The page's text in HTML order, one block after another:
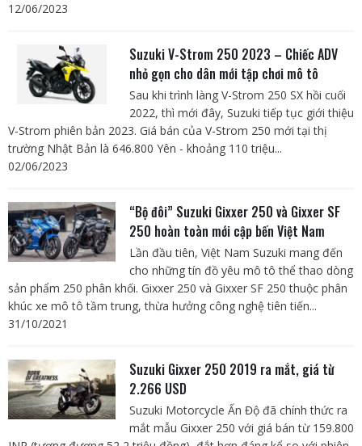
12/06/2023
Suzuki V-Strom 250 2023 – Chiếc ADV
nhỏ gọn cho dân mới tập chơi mô tô
Sau khi trình làng V-Strom 250 SX hồi cuối
2022, thì mới đây, Suzuki tiếp tục giới thiệu
V-Strom phiên bản 2023. Giá bán của V-Strom 250 mới tại thị
trường Nhật Bản là 646.800 Yên - khoảng 110 triệu...
02/06/2023
“Bộ đôi” Suzuki Gixxer 250 và Gixxer SF
250 hoàn toàn mới cập bến Việt Nam
Lần đầu tiên, Việt Nam Suzuki mang đến
cho những tín đồ yêu mô tô thể thao dòng
sản phẩm 250 phân khối. Gixxer 250 và Gixxer SF 250 thuộc phân
khúc xe mô tô tầm trung, thừa hưởng công nghệ tiên tiến...
31/10/2021
Suzuki Gixxer 250 2019 ra mắt, giá từ
2.266 USD
Suzuki Motorcycle Ấn Độ đã chính thức ra
mắt mẫu Gixxer 250 với giá bán từ 159.800